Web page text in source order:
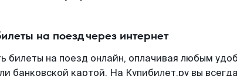
на поезд через интернет
билеты на поезд онлайн, оплачивая любым
банковской картой. На Купибилет.ру вы